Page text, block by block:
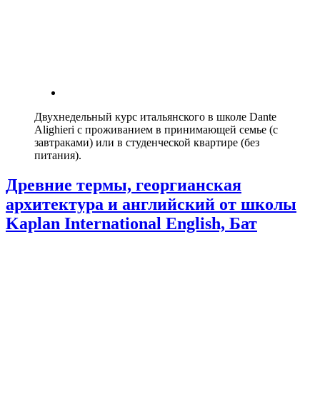
Двухнедельный курс итальянского в школе Dante
Alighieri с проживанием в принимающей семье (с
завтраками) или в студенческой квартире (без
питания).
Древние термы, георгианская
архитектура и английский от школы
Kaplan International English, Бат